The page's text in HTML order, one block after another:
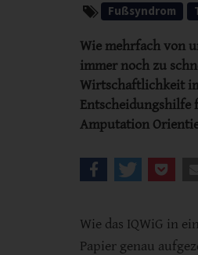
Fußsyndrom
Wie mehrfach von
immer noch zu
Wirtschaftlichkeit
Entscheidungshilfe
Amputation
Wie das IQWiG in
Papier genau